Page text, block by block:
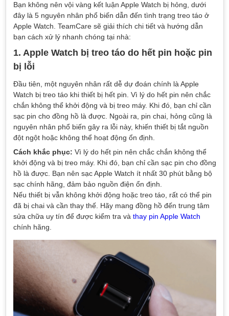
Bạn không nên vội vàng kết luận Apple Watch bị hỏng, dưới
đây là 5 nguyên nhân phổ biến dẫn đến tình trạng treo táo ở
Apple Watch. TeamCare sẽ giải thích chi tiết và hướng dẫn
bạn cách xử lý nhanh chóng tại nhà:
1. Apple Watch bị treo táo do hết pin hoặc pin
bị lỗi
Đầu tiên, một nguyên nhân rất dễ dự đoán chính là Apple
Watch bị treo táo khi thiết bị hết pin. Vì lý do hết pin nên chắc
chắn không thể khởi động và bị treo máy. Khi đó, bạn chỉ cần
sạc pin cho đồng hồ là được. Ngoài ra, pin chai, hỏng cũng là
nguyên nhân phổ biến gây ra lỗi này, khiến thiết bị tắt nguồn
đột ngột hoặc không thể hoạt động ổn định.
Cách khắc phục: Vì lý do hết pin nên chắc chắn không thể
khởi động và bị treo máy. Khi đó, bạn chỉ cần sạc pin cho đồng
hồ là được. Bạn nên sạc Apple Watch ít nhất 30 phút bằng bộ
sạc chính hãng, đảm bảo nguồn điện ổn định.
Nếu thiết bị vẫn không khởi động hoặc treo táo, rất có thể pin
đã bị chai và cần thay thế. Hãy mang đồng hồ đến trung tâm
sửa chữa uy tín để được kiểm tra và thay pin Apple Watch
chính hãng.